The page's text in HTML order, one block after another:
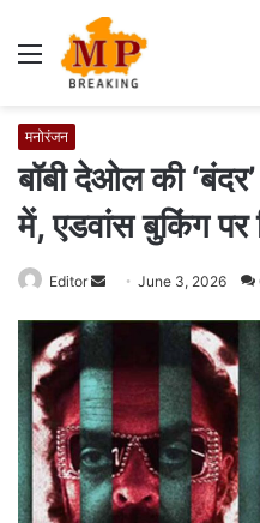
Menu
मनोरंजन
बॉबी देओल की
में, एडवांस बुकिंग पर
Editor
d
a
n
e
m
a
June 3, 2026